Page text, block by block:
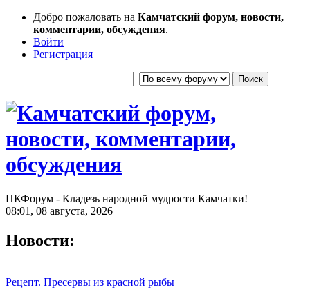
Добро пожаловать на Камчатский форум, новости,
комментарии, обсуждения.
Войти
Регистрация
ПКФорум - Кладезь народной мудрости Камчатки!
08:01, 08 августа, 2026
Новости:
Рецепт. Пресервы из красной рыбы